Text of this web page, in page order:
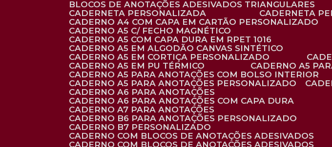
BLOCOS DE ANOTAÇÕES ADESIVADOS TRIANGULARES
CADERNETA PERSONALIZADA
CADERNETA
CADERNO A4 COM CAPA EM CARTÃO PERSONALIZADO
CADERNO A5 C/ FECHO MAGNÉTICO
CADERNO A5 COM CAPA DURA EM RPET 1016
CADERNO A5 EM ALGODÃO CANVAS SINTÉTICO
CADERNO A5 EM CORTIÇA PERSONALIZADO
CADERNO A5 EM PU TÉRMICO
CADERNO A5
CADERNO A5 PARA ANOTAÇÕES COM BOLSO INTERIOR
CADERNO A5 PARA ANOTAÇÕES PERSONALIZADO
CADERNO A6 PARA ANOTAÇÕES
CADERNO A6 PARA ANOTAÇÕES COM CAPA DURA
CADERNO A7 PARA ANOTAÇÕES
CADERNO B6 PARA ANOTAÇÕES PERSONALIZADO
CADERNO B7 PERSONALIZADO
CADERNO COM BLOCOS DE ANOTAÇÕES ADESIVADOS
CADERNO COM BLOCOS DE ANOTAÇÕES ADESIVADOS